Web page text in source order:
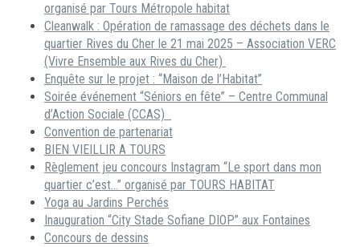
organisé par Tours Métropole habitat
Cleanwalk : Opération de ramassage des déchets dans le
quartier Rives du Cher le 21 mai 2025 – Association VERC
(Vivre Ensemble aux Rives du Cher)
Enquête sur le projet : “Maison de l’Habitat”
Soirée événement “Séniors en fête” – Centre Communal
d’Action Sociale (CCAS)
Convention de partenariat
BIEN VIEILLIR A TOURS
Règlement jeu concours Instagram “Le sport dans mon
quartier c’est…” organisé par TOURS HABITAT
Yoga au Jardins Perchés
Inauguration “City Stade Sofiane DIOP” aux Fontaines
Concours de dessins